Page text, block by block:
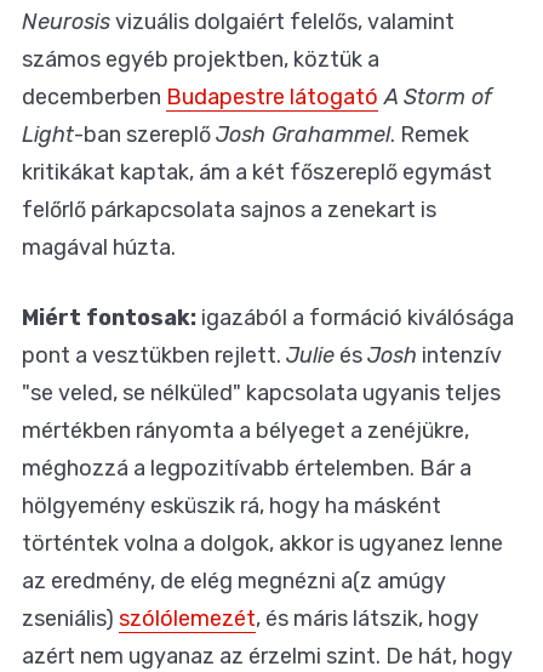
Neurosisvizuális dolgaiért felelős, valamint
számos egyéb projektben, köztük a
decemberben Budapestre látogató A Storm of
Light-ban szereplőJosh Grahammel. Remek
kritikákat kaptak, ám a két főszereplő egymást
felőrlő párkapcsolata sajnos a zenekart is
magával húzta.
Miért fontosak: igazából a formáció kiválósága
pont a vesztükben rejlett. Julie ésJosh intenzív
"se veled, se nélküled" kapcsolata ugyanis teljes
mértékben rányomta a bélyeget a zenéjükre,
méghozzá a legpozitívabb értelemben. Bár a
hölgyemény esküszik rá, hogy ha másként
történtek volna a dolgok, akkor is ugyanez lenne
az eredmény, de elég megnézni a(z amúgy
zseniális) szólólemezét, és máris látszik, hogy
azért nem ugyanaz az érzelmi szint. De hát, hogy